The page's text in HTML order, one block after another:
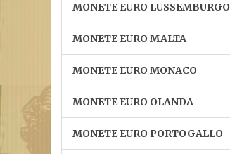
MONETE EURO LUSSEMBURGO
MONETE EURO MALTA
MONETE EURO MONACO
MONETE EURO OLANDA
MONETE EURO PORTOGALLO